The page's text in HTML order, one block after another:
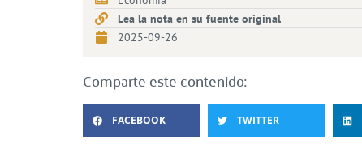
Lea la nota en su fuente original
2025-09-26
Comparte este contenido:
FACEBOOK TWITTER